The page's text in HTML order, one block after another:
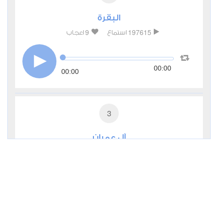
البقرة
197615 استماع 9 اعجاب
00:00 00:00
3
آل عمران